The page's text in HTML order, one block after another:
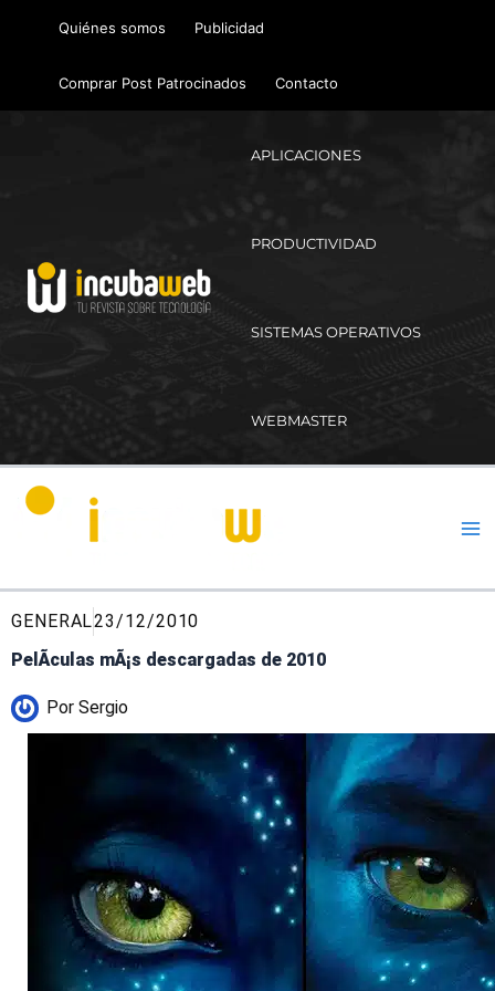
Quiénes somos Publicidad
Comprar Post Patrocinados Contacto
APLICACIONES
PRODUCTIVIDAD
SISTEMAS OPERATIVOS
WEBMASTER
GENERAL23/12/2010
PelÃ­culas mÃ¡s descargadas de 2010
Por Sergio